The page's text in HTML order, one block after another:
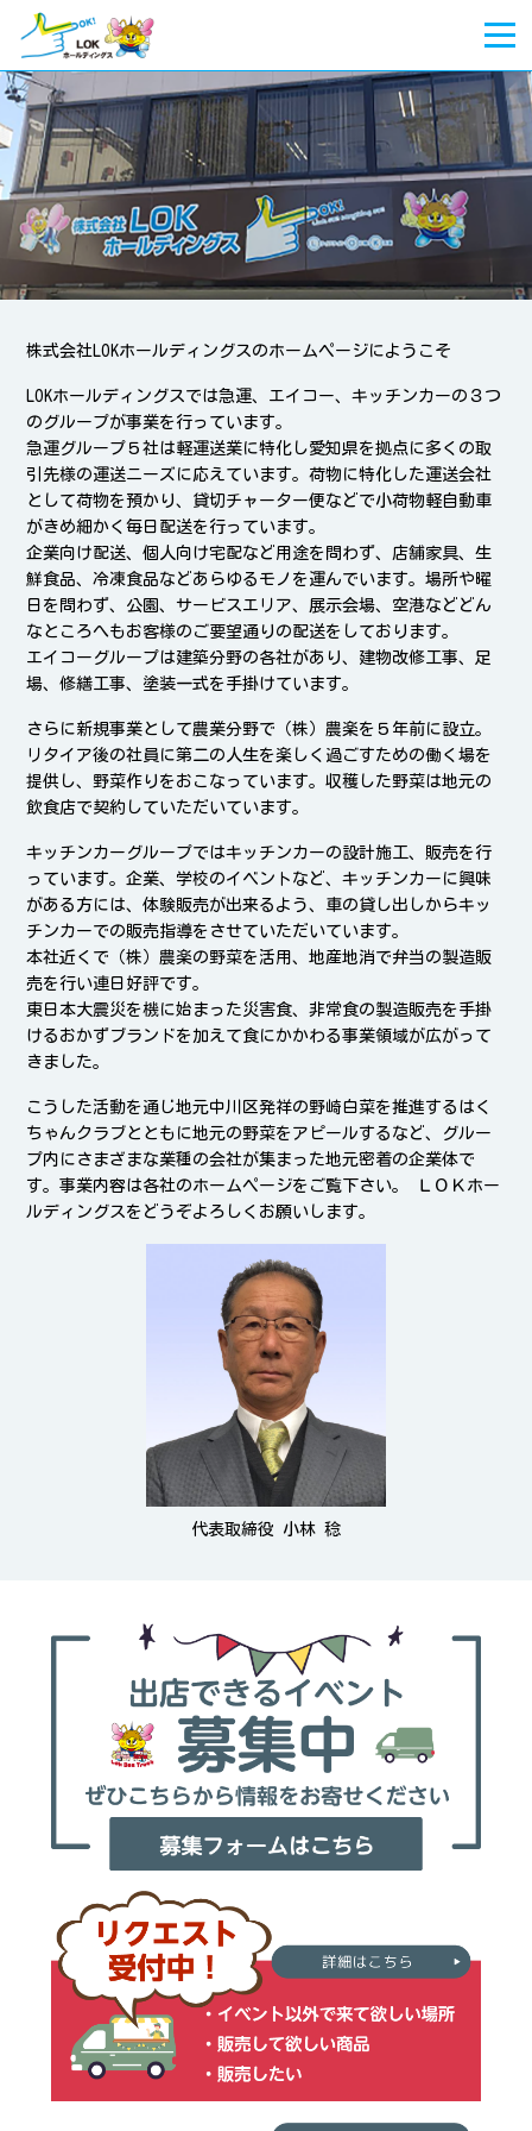
株式会社LOKホールディングスのホームページにようこそ
LOKホールディングスでは急運、エイコー、キッチンカーの３つ
のグループが事業を行っています。
急運グループ５社は軽運送業に特化し愛知県を拠点に多くの取
引先様の運送ニーズに応えています。荷物に特化した運送会社
として荷物を預かり、貸切チャーター便などで小荷物軽自動車
がきめ細かく毎日配送を行っています。
企業向け配送、個人向け宅配など用途を問わず、店舗家具、生
鮮食品、冷凍食品などあらゆるモノを運んでいます。場所や曜
日を問わず、公園、サービスエリア、展示会場、空港などどん
なところへもお客様のご要望通りの配送をしております。
エイコーグループは建築分野の各社があり、建物改修工事、足
場、修繕工事、塗装一式を手掛けています。
さらに新規事業として農業分野で（株）農楽を５年前に設立。
リタイア後の社員に第二の人生を楽しく過ごすための働く場を
提供し、野菜作りをおこなっています。収穫した野菜は地元の
飲食店で契約していただいています。
キッチンカーグループではキッチンカーの設計施工、販売を行
っています。企業、学校のイベントなど、キッチンカーに興味
がある方には、体験販売が出来るよう、車の貸し出しからキッ
チンカーでの販売指導をさせていただいています。
本社近くで（株）農楽の野菜を活用、地産地消で弁当の製造販
売を行い連日好評です。
東日本大震災を機に始まった災害食、非常食の製造販売を手掛
けるおかずブランドを加えて食にかかわる事業領域が広がって
きました。
こうした活動を通じ地元中川区発祥の野崎白菜を推進するはく
ちゃんクラブとともに地元の野菜をアピールするなど、グルー
プ内にさまざまな業種の会社が集まった地元密着の企業体で
す。事業内容は各社のホームページをご覧下さい。 ＬＯＫホー
ルディングスをどうぞよろしくお願いします。
代表取締役 小林 稔